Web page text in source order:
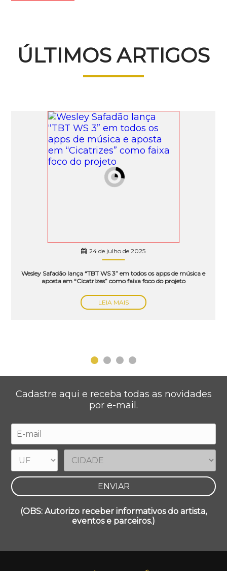
ÚLTIMOS ARTIGOS
24 de julho de 2025
Wesley Safadão lança “TBT WS 3” em todos os apps de música e
aposta em “Cicatrizes” como faixa foco do projeto
LEIA MAIS
Cadastre aqui e receba todas as novidades
por e-mail.
(OBS: Autorizo receber informativos do artista,
eventos e parceiros.)